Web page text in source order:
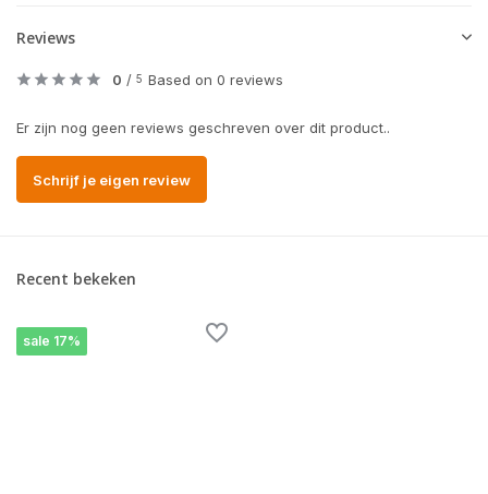
Reviews
0 / 5 Based on 0 reviews
Er zijn nog geen reviews geschreven over dit product..
Schrijf je eigen review
Recent bekeken
sale 17%